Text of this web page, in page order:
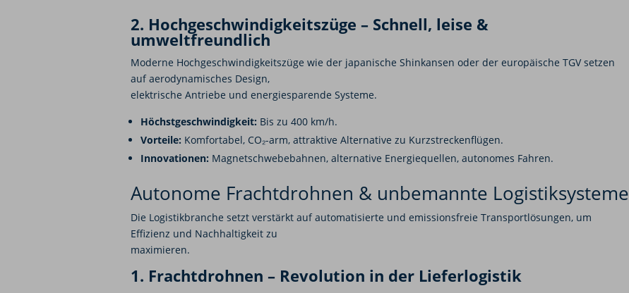
2. Hochgeschwindigkeitszüge – Schnell, leise &
umweltfreundlich
Moderne Hochgeschwindigkeitszüge wie der japanische Shinkansen oder der europäische TGV setzen
auf aerodynamisches Design,
elektrische Antriebe und energiesparende Systeme.
Höchstgeschwindigkeit: Bis zu 400 km/h.
Vorteile: Komfortabel, CO₂-arm, attraktive Alternative zu Kurzstreckenflügen.
Innovationen: Magnetschwebebahnen, alternative Energiequellen, autonomes Fahren.
Autonome Frachtdrohnen & unbemannte Logistiksysteme
Die Logistikbranche setzt verstärkt auf automatisierte und emissionsfreie Transportlösungen, um
Effizienz und Nachhaltigkeit zu
maximieren.
1. Frachtdrohnen – Revolution in der Lieferlogistik